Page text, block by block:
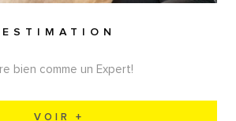
ESTIMATION
bien comme un Expert!
VOIR +